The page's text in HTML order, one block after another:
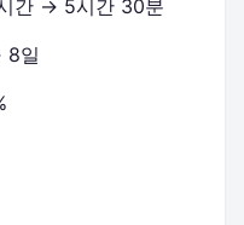
간 → 5시간 30분
8일